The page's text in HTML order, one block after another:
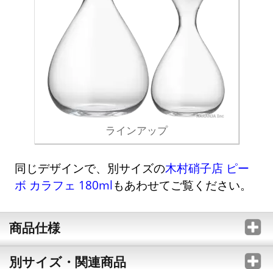
ラインアップ
同じデザインで、別サイズの木村硝子店 ピー
ボ カラフェ 180mlもあわせてご覧ください。
商品仕様
別サイズ・関連商品